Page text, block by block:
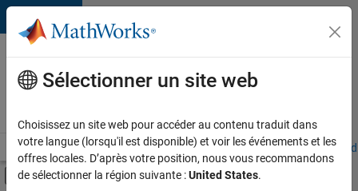
Passer au contenu
Votre
carrière
chez
Accueil Explorer nos opportunités Adresses de nos bureaux
Activer/désactiver l'affichage du menu
Contenu principal
Sélectionner un site web
Choisissez un site web pour accéder au contenu traduit dans
votre langue (lorsqu'il est disponible) et voir les événements et les
offres locales. D’après votre position, nous vous recommandons
de sélectionner la région suivante :United States.